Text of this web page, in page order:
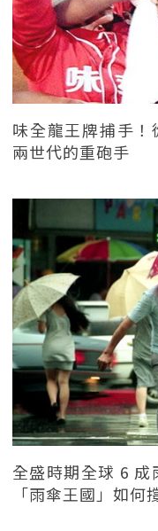
味全龍王牌捕手！
兩世代的重砲手
全盛時期全球 6
「雨傘王國」如何